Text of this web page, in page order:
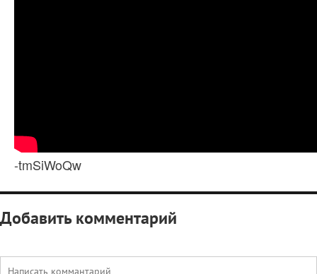
-tmSiWoQw
Добавить комментарий